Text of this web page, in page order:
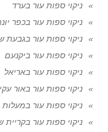
ניקוי ספות עור בערד
ניקוי ספות עור בכפר
ניקוי ספות עור בגבעת
ניקוי ספות עור ביקנעם
ניקוי ספות עור באריאל
ניקוי ספות עור באור
ניקוי ספות עור במעלות
ניקוי ספות עור בקריית